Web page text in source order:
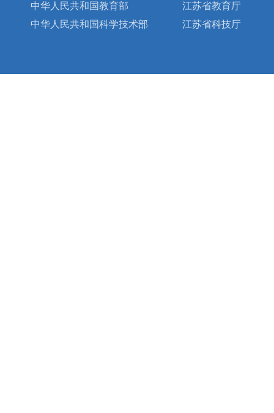
中华人民共和国教育部
江苏省教育厅
中华人民共和国科学技术部
江苏省科技厅